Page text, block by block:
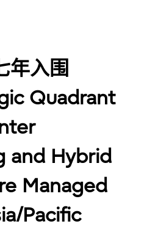
年入围
Quadrant
and Hybrid
Managed
Pacific